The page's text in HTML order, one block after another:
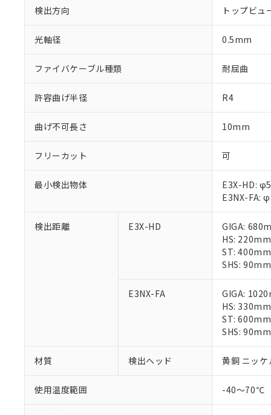
検出方向 トップビュ
光軸径 0.5mm
ファイバケーブル種類 耐屈曲
許容曲げ半径 R4
曲げ不可長さ 10mm
フリーカット 可
最小検出物体
E3X-HD:
E3NX-FA:
検出距離 E3X-HD
GIGA:
HS:
ST:
SHS:
E3NX-FA
GIGA:
HS:
ST:
SHS:
材質 検出ヘッド 黄銅 ニッケ
使用温度範囲 -40～70℃
ご利用条件
以下の条件をお
くものです。
当社制御機
在庫状況お
のであり、
い。
正式な納期
当社販売員
オムロン制
在庫状況お
す。
マイパーツ
ている必要
が、当社の
さい。
いる法人を指
※1 対応状況
対応済み：
対応予定なし：
調査・確認中：
非該当品：ライ
仕入先様の事情
があります。
鉛(Pb) 1000ppm以下
六価クロム(Cr(Ⅵ))
フタル酸ビス(2-エチ
ル（DBP） 1000ppm
但し、RoHS指令で産
フタル酸エステル類の
※2 対応予定月
部品在庫の切り
※3 非含有証明
EU RoHS指令（
51物質の非含有
「○」：最大均質
「×」：最大均質
「－」：未確認
*中国RoHS10物質の基
Cr(Ⅵ)(六価クロム) :
DBP(フタル酸ジブチ
DEHP(フタル酸ビス(2-
※2 環境保護使
「ｅ」：有害物
「10」：通常の
味します。
「－」：未確認
う）を輸出
などの必要
当社は規制
ます。
当社は貴社
置等に一切
当社は、貴
また当社は
たしません。
号
説明
一定数以
一定数に
在庫な
機器販売
白
受注生